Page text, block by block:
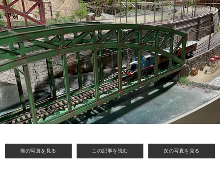
前の写真を見る この記事を読む 次の写真を見る